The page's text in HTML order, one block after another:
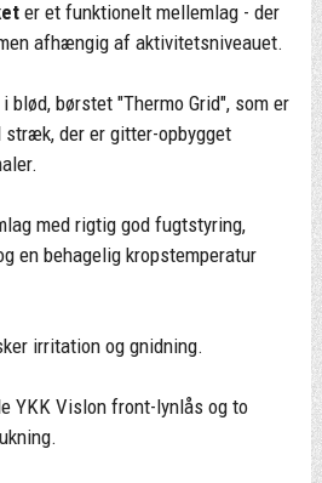
er et funktionelt mellemlag - der
afhængig af aktivitetsniveauet.
børstet "Thermo Grid", som er
der er gitter-opbygget
med rigtig god fugtstyring,
en behagelig kropstemperatur
irritation og gnidning.
YKK Vislon front-lynlås og to